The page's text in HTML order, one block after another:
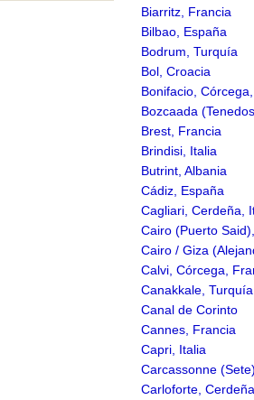
Biarritz, Francia
Bilbao, España
Bodrum, Turquía
Bol, Croacia
Bonifacio,
Bozcaada
Brest, Francia
Brindisi, Italia
Butrint, Albania
Cádiz, España
Cagliari, Cerdeña,
Cairo (Puerto
Cairo / Giza
Calvi, Córcega,
Canakkale, Turquía
Canal de Corinto
Cannes, Francia
Capri, Italia
Carcassonne
Carloforte,